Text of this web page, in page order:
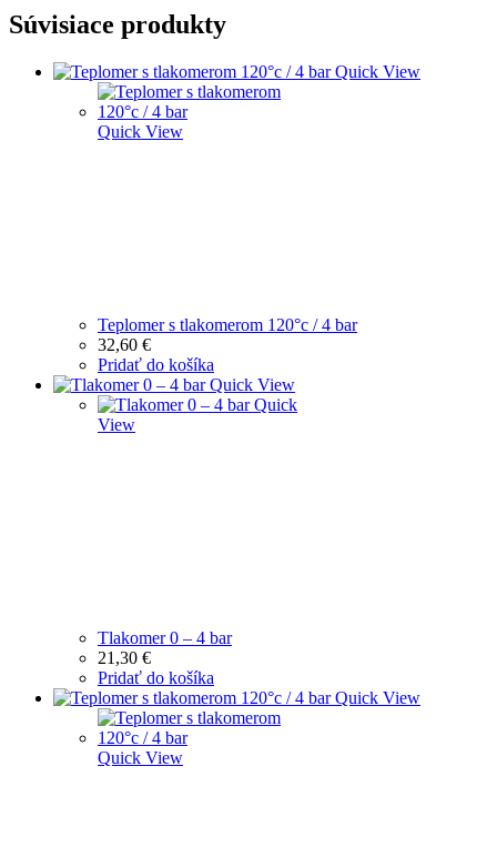
Súvisiace produkty
Quick View
Quick View
Teplomer s tlakomerom 120°c / 4 bar
32,60 €
Pridať do košíka
Quick View
Quick
View
Tlakomer 0 – 4 bar
21,30 €
Pridať do košíka
Quick View
Quick View